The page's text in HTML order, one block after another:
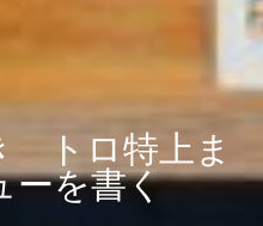
トロ特上ま
ーを書く